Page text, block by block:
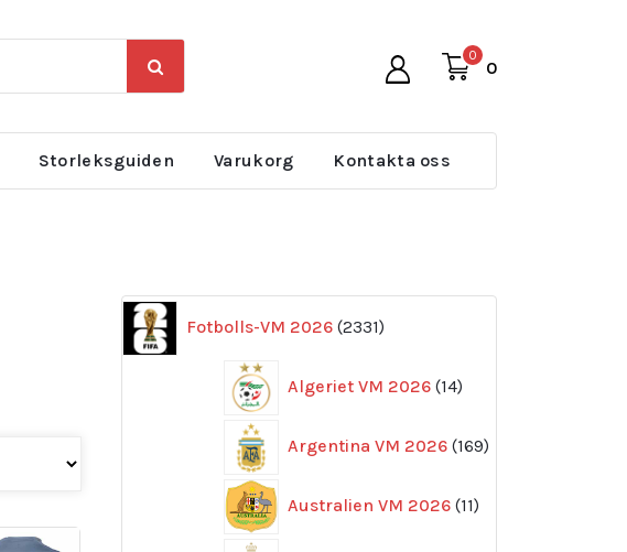
0
0
Storleksguiden Varukorg Kontakta oss
Fotbolls-VM 2026 2331
produkter
Algeriet VM 2026 14
produkter
Argentina VM 2026 169
produkter
Australien VM 2026 11
produkter